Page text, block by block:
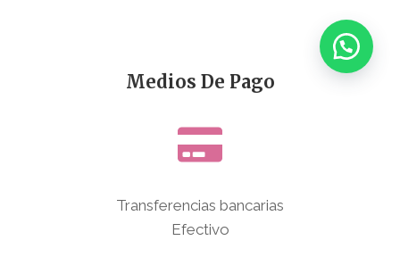
Medios De Pago
Transferencias bancarias
Efectivo